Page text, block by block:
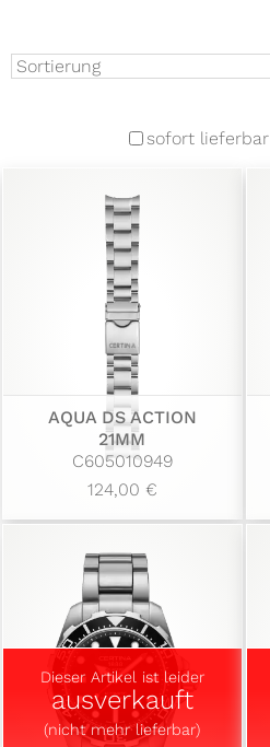
sofort lieferbar
AQUA DS ACTION
21MM
C605010949
124,00 €
Dieser Artikel ist leider
ausverkauft
(nicht mehr lieferbar)